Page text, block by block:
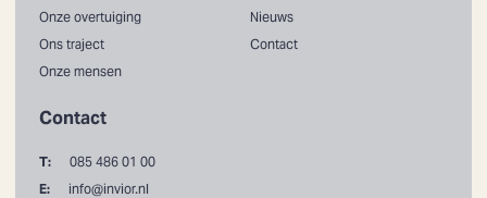
Onze overtuiging
Ons traject
Onze mensen
Nieuws
Contact
Contact
T:
085 486 01 00
E:
info@invior.nl